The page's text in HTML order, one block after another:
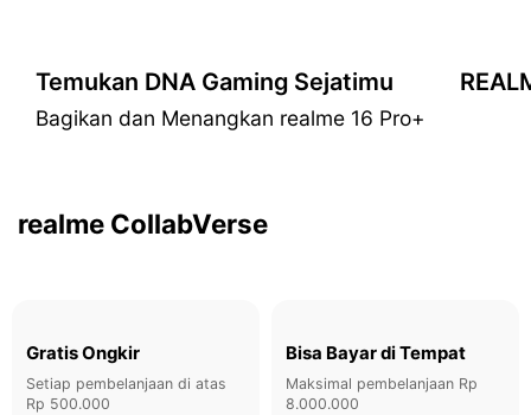
Temukan DNA Gaming Sejatimu
Bagikan dan Menangkan realme 16 Pro+
realme CollabVerse
realme & Ollivier Saveo
Gratis Ongkir
Setiap pembelanjaan di atas
Rp 500.000
Bisa Bayar di Tempat
Maksimal pembelanjaan Rp
8.000.000